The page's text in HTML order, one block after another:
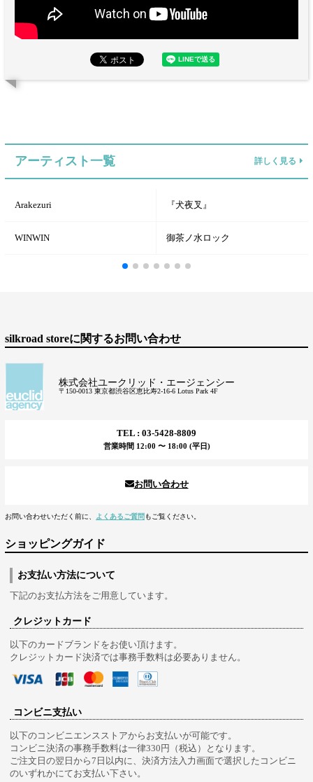
アーティスト一覧 詳しく見る
Arakezuri 『犬夜叉』
WINWIN 御茶ノ水ロック
silkroad storeに関するお問い合わせ
株式会社ユークリッド・エージェンシー
〒150-0013 東京都渋谷区恵比寿2-16-6 Lotus Park 4F
TEL : 03-5428-8809
営業時間 12:00 〜 18:00 (平日)
お問い合わせ
お問い合わせいただく前に、 よくあるご質問 もご覧ください。
ショッピングガイド
お支払い方法について
下記のお支払方法をご用意しています。
クレジットカード
以下のカードブランドをお使い頂けます。
クレジットカード決済では事務手数料は必要ありません。
コンビニ支払い
以下のコンビニエンスストアからお支払いが可能です。
コンビニ決済の事務手数料は一律330円（税込）となります。
ご注文日の翌日から7日以内に、決済方法入力画面で選択したコンビニ
のいずれかにてお支払い下さい。